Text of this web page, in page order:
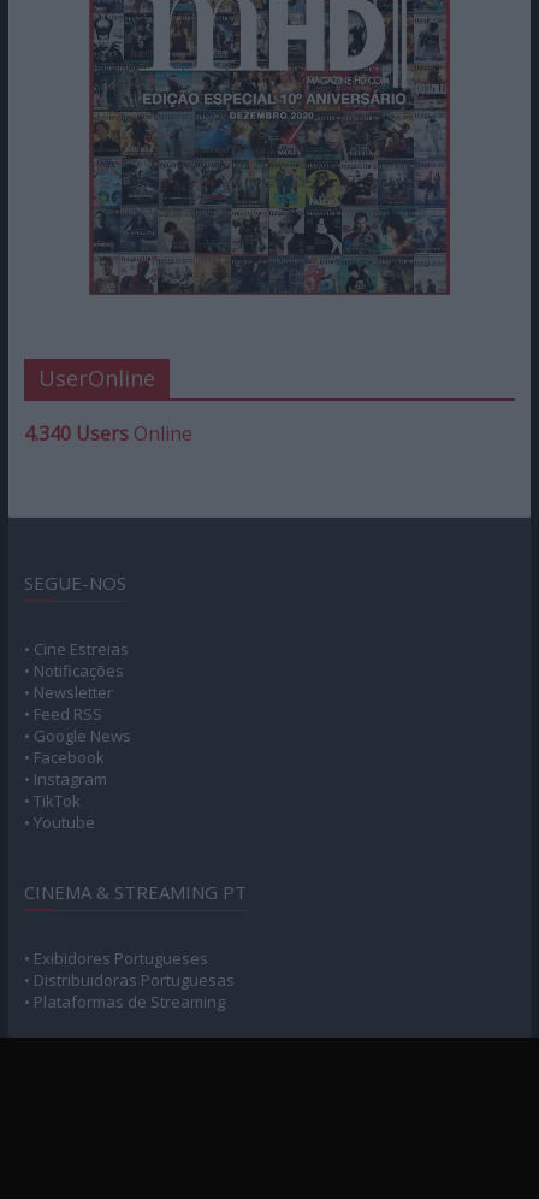
UserOnline
4.340 UsersOnline
SEGUE-NOS
• Cine Estreias
• Notificações
• Newsletter
• Feed RSS
• Google News
• Facebook
• Instagram
• TikTok
• Youtube
CINEMA & STREAMING PT
• Exibidores Portugueses
• Distribuidoras Portuguesas
• Plataformas de Streaming